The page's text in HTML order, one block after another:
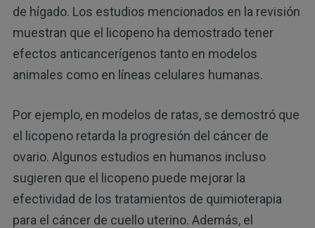
de hígado. Los estudios mencionados en la revisión
muestran que el licopeno ha demostrado tener
efectos anticancerígenos tanto en modelos
animales como en líneas celulares humanas.
Por ejemplo, en modelos de ratas, se demostró que
el licopeno retarda la progresión del cáncer de
ovario. Algunos estudios en humanos incluso
sugieren que el licopeno puede mejorar la
efectividad de los tratamientos de quimioterapia
para el cáncer de cuello uterino. Además, el